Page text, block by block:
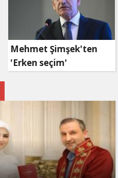
Mehmet Şimşek'ten
'Erken seçim'